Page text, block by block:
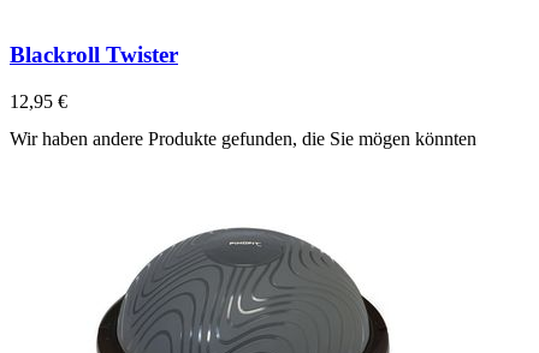
Blackroll Twister
12,95 €
Wir haben andere Produkte gefunden, die Sie mögen könnten